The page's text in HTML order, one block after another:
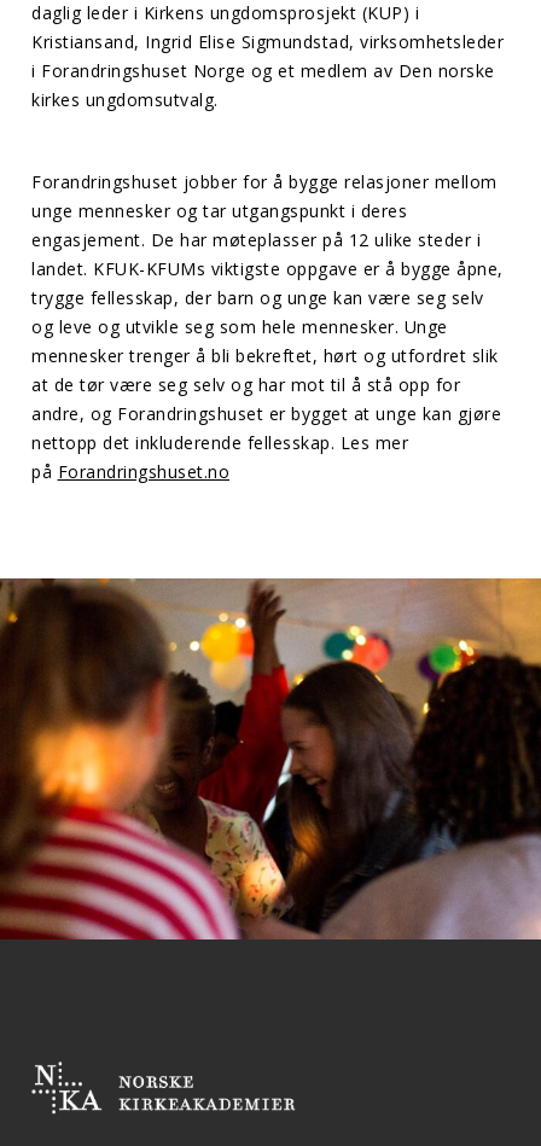
daglig leder i Kirkens ungdomsprosjekt (KUP) i
Kristiansand, Ingrid Elise Sigmundstad, virksomhetsleder
i Forandringshuset Norge og et medlem av Den norske
kirkes ungdomsutvalg.
Forandringshuset jobber for å bygge relasjoner mellom
unge mennesker og tar utgangspunkt i deres
engasjement. De har møteplasser på 12 ulike steder i
landet. KFUK-KFUMs viktigste oppgave er å bygge åpne,
trygge fellesskap, der barn og unge kan være seg selv
og leve og utvikle seg som hele mennesker. Unge
mennesker trenger å bli bekreftet, hørt og utfordret slik
at de tør være seg selv og har mot til å stå opp for
andre, og Forandringshuset er bygget at unge kan gjøre
nettopp det inkluderende fellesskap. Les mer
på Forandringshuset.no